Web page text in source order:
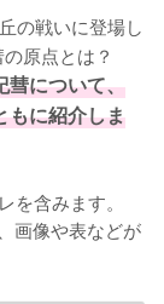
の戦いに登場し
原点とは？
彗について、
もに紹介しま
含みます。
画像や表などが